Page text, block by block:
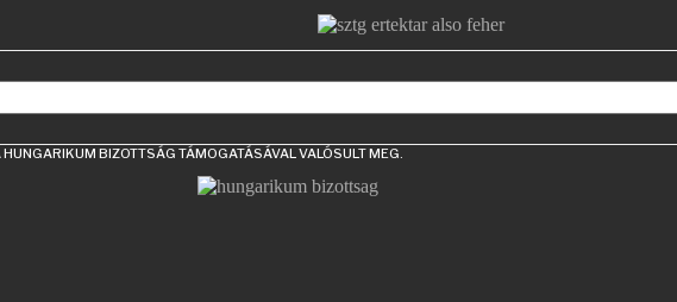
BIZOTTSÁG TÁMOGATÁSÁVAL VALÓSULT MEG.